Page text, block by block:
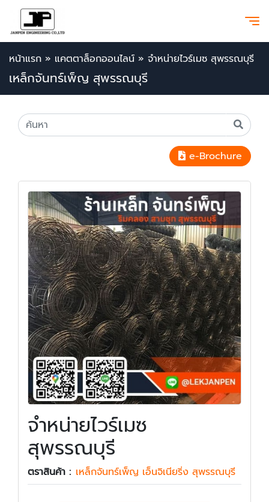
หน้าแรก » แคตตาล็อกออนไลน์ » จำหน่ายไวร์เมซ สุพรรณบุรี
เหล็กจันทร์เพ็ญ สุพรรณบุรี
e-Brochure
จำหน่ายไวร์เมซ
สุพรรณบุรี
ตราสินค้า : เหล็กจันทร์เพ็ญ เอ็นจิเนียริ่ง สุพรรณบุรี